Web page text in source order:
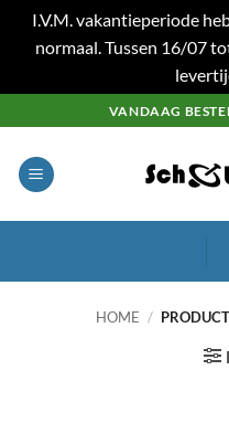
I.V.M. vakantieperiode
normaal. Tussen 16/07
naar
inhoud
VANDAAG
HOME /